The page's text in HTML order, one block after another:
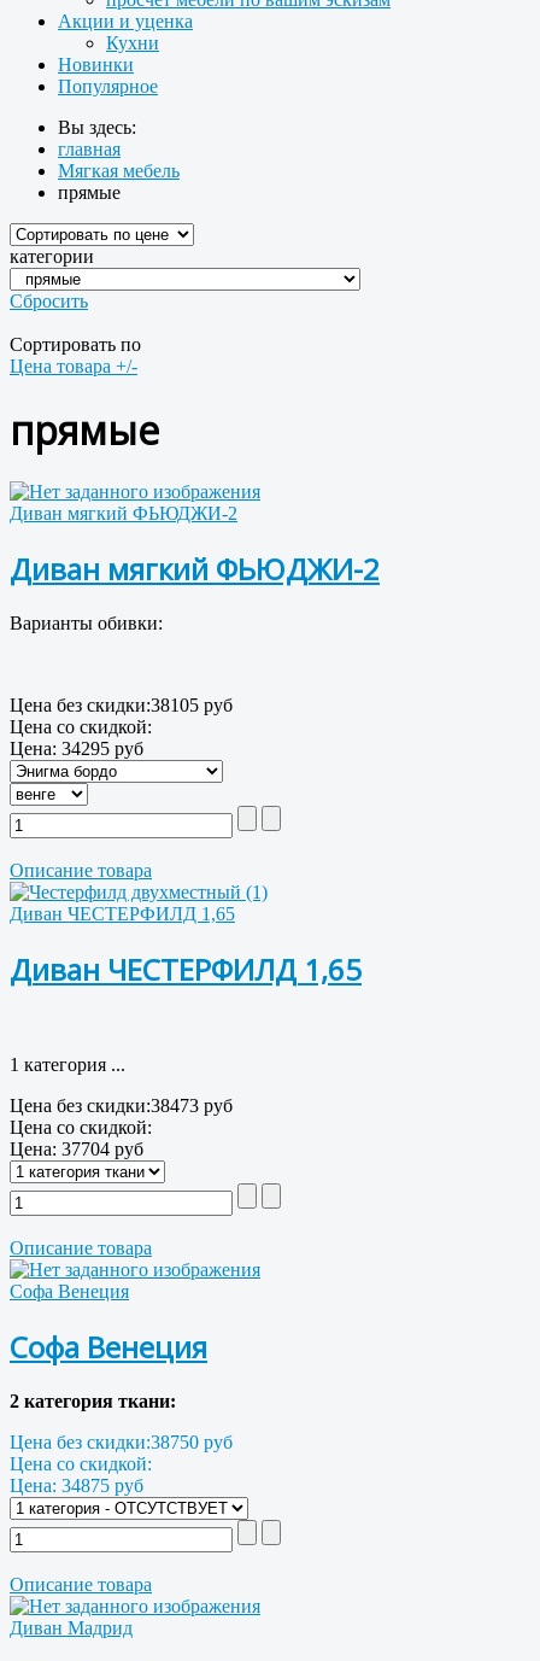
Акции и уценка
Кухни
Новинки
Популярное
Вы здесь:
главная
Мягкая мебель
прямые
категории
Сбросить
Сортировать по
Цена товара +/-
прямые
Диван мягкий ФЬЮДЖИ-2
Диван мягкий ФЬЮДЖИ-2
Варианты обивки:
Цена без скидки:38105 руб
Цена со скидкой:
Цена: 34295 руб
Описание товара
Диван ЧЕСТЕРФИЛД 1,65
Диван ЧЕСТЕРФИЛД 1,65
1 категория ...
Цена без скидки:38473 руб
Цена со скидкой:
Цена: 37704 руб
Описание товара
Софа Венеция
Софа Венеция
2 категория ткани:
Цена без скидки:38750 руб
Цена со скидкой:
Цена: 34875 руб
Описание товара
Диван Мадрид